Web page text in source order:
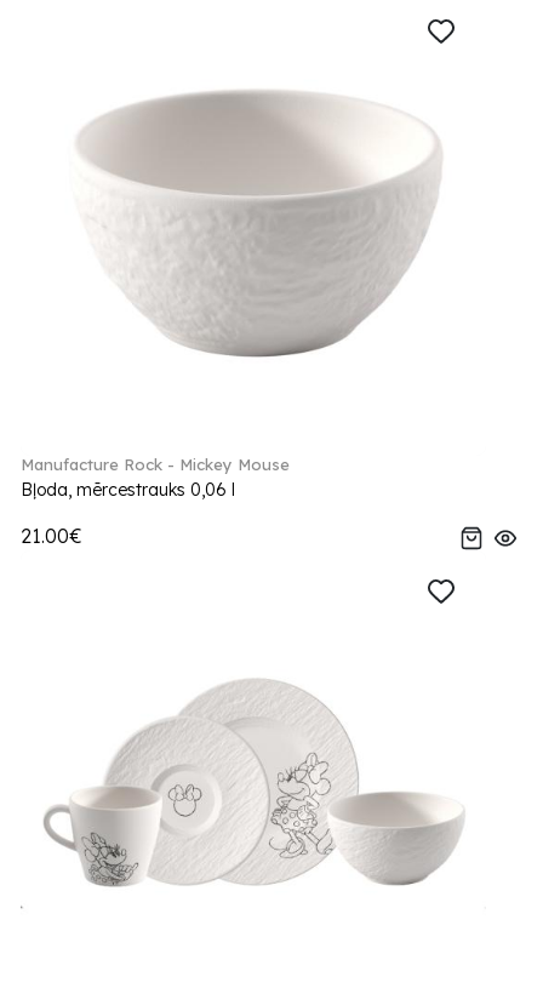
Manufacture Rock - Mickey Mouse
Bļoda, mērcestrauks 0,06 l
21.00€